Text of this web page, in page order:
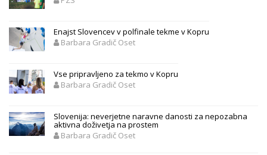
Enajst Slovencev v polfinale tekme v Kopru
Barbara Gradič Oset
Vse pripravljeno za tekmo v Kopru
Barbara Gradič Oset
Slovenija: neverjetne naravne danosti za nepozabna
aktivna doživetja na prostem
Barbara Gradič Oset